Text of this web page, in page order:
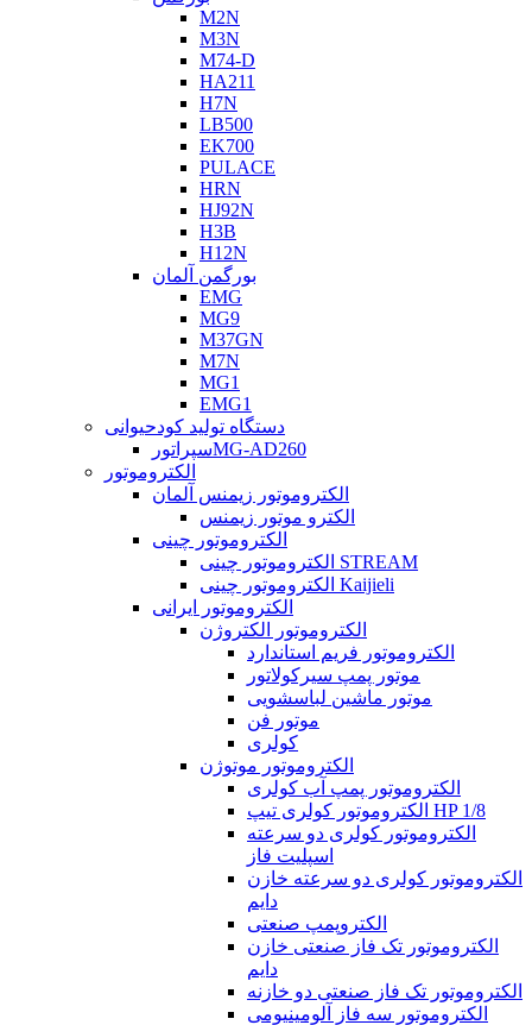
M2N
M3N
M74-D
HA211
H7N
LB500
EK700
PULACE
HRN
HJ92N
H3B
H12N
بورگمن آلمان
EMG
MG9
M37GN
M7N
MG1
EMG1
دستگاه تولید کودحیوانی
سپراتورMG-AD260
الکتروموتور
الکتروموتور زیمنس آلمان
الکترو موتور زیمنس
الکتروموتور چینی
الکتروموتور چینی STREAM
الکتروموتور چینی Kaijieli
الکتروموتور ایرانی
الکتروموتور الکتروژن
الکتروموتور فریم استاندارد
موتور پمپ سیرکولاتور
موتور ماشین لباسشویی
موتور فن
کولری
الکتروموتور موتوژن
الکتروموتور پمپ آب کولری
الکتروموتور کولری تیپ HP 1/8
الکتروموتور کولری دو سرعته
اسپلیت فاز
الکتروموتور کولری دو سرعته خازن
دایم
الکتروپمپ صنعتی
الکتروموتور تک فاز صنعتی خازن
دایم
الکتروموتور تک فاز صنعتی دو خازنه
الکتروموتور سه فاز آلومینیومی